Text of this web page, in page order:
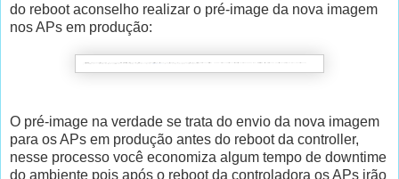
do reboot aconselho realizar o pré-image da nova imagem
nos APs em produção:
O pré-image na verdade se trata do envio da nova imagem
para os APs em produção antes do reboot da controller,
nesse processo você economiza algum tempo de downtime
do ambiente pois após o reboot da controladora os APs irão